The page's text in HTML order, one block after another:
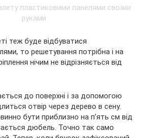
теж буде відбуватися
то решетування потрібна і на
нічим не відрізняється від
до поверхні і за допомогою
отвір через дерево в сену.
бути приблизно на п’ять см від
дюбель. Точно так само